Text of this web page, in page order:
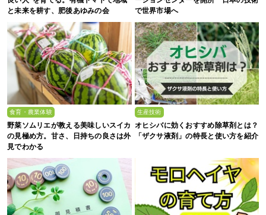
と未来を耕す、肥後あゆみの会
で世界市場へ
食育・農業体験
野菜ソムリエが教える美味しいスイカ
の見極め方。甘さ、日持ちの良さは外
見でわかる
生産技術
オヒシバに効くおすすめ除草剤とは？
「ザクサ液剤」の特長と使い方を紹介